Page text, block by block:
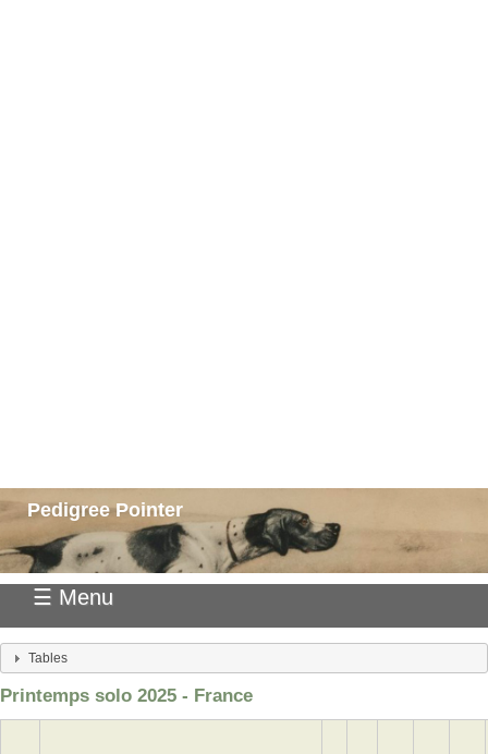
Pedigree Pointer
☰ Menu
Tables
Printemps solo 2025 - France